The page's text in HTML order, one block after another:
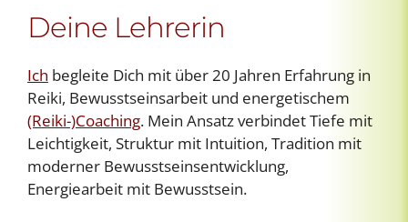
Deine Lehrerin
Ich begleite Dich mit über 20 Jahren Erfahrung in
Reiki, Bewusstseinsarbeit und energetischem
(Reiki-)Coaching. Mein Ansatz verbindet Tiefe mit
Leichtigkeit, Struktur mit Intuition, Tradition mit
moderner Bewusstseinsentwicklung,
Energiearbeit mit Bewusstsein.